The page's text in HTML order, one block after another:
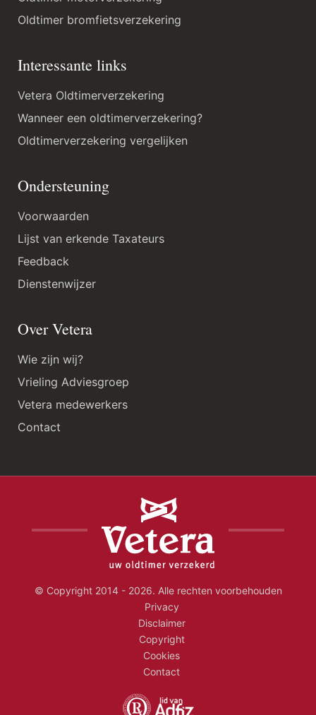
Oldtimer bromfietsverzekering
Interessante links
Vetera Oldtimerverzekering
Wanneer een oldtimerverzekering?
Oldtimerverzekering vergelijken
Ondersteuning
Voorwaarden
Lijst van erkende Taxateurs
Feedback
Dienstenwijzer
Over Vetera
Wie zijn wij?
Vrieling Adviesgroep
Vetera medewerkers
Contact
© Copyright 2014 - 2026. Alle rechten voorbehouden
Privacy
Disclaimer
Copyright
Cookies
Contact